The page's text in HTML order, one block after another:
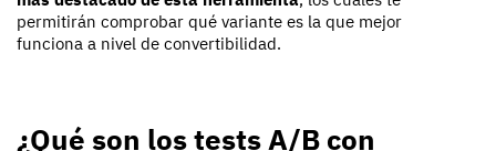
permitirán comprobar qué variante es la que mejor
funciona a nivel de convertibilidad.
¿Qué son los tests A/B con